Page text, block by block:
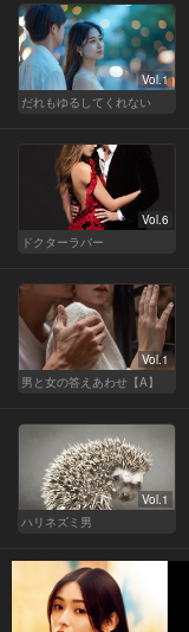
Vol.1
だれもゆるしてくれない
Vol.6
ドクターラバー
Vol.1
男と女の答えあわせ【A】
Vol.1
ハリネズミ男